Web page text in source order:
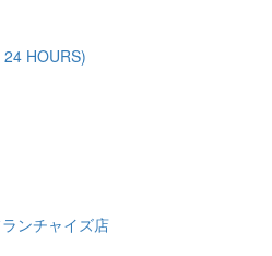
HOURS)
ンチャイズ店